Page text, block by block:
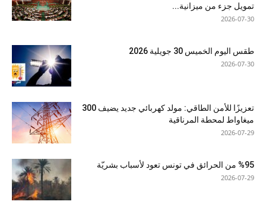
تمويل جزء من ميزانية...
2026-07-30
طقس اليوم الخميس 30 جويلية 2026
2026-07-30
تعزيزًا للأمن الطاقي: مولد كهربائي جديد يضيف 300
ميغاواط لمحطة المرناقية
2026-07-29
%95 من الحرائق في تونس تعود لأسباب بشريّة
2026-07-29